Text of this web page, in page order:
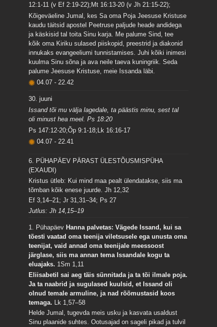
12:1-11 (v Ef 2:19-22);Mt 16:13-20 (v Jh 21:15-22);
Kõigeväeline Jumal, kes Sa oma Poja Jeesuse Kristuse
kaudu täitsid apostel Peetruse paljude heade andidega
ja käskisid tal toita Sinu karja. Me palume Sind, tee
kõik oma Kiriku sulased piiskopid, preestrid ja diakonid
innukaks evangeeliumi tunnistamises. Juhi kõiki inimesi
kuulma Sinu sõna ja ava neile taeva kuningriik. Seda
palume Jeesuse Kristuse, meie Issanda läbi.
04.07- 22.42
30. juuni
Issand tõi mu välja lagedale, ta päästis minu, sest tal
oli minust hea meel. Ps 18:20
Ps 147:12-20;Õp 9:1-18;Lk 16:16-17
04.07- 22.41
6. PÜHAPÄEV PÄRAST ÜLESTÕUSMISPÜHA
(EXAUDI)
Kristus ütleb: Kui mind maa pealt ülendatakse, siis ma
tõmban kõik enese juurde.Jh 12,32
Ef 3,14–21; Jr 31,31–34; Ps 27
Jutlus: Jh 14,15–19
1. Pühapäev Hanna palvetas: Vägede Issand, kui sa
tõesti vaatad oma teenija viletsusele ega unusta oma
teenijat, vaid annad oma teenijale meessoost
järglase, siis ma annan tema Issandale kogu ta
eluajaks. 1Sm 1,11
Eliisabetil sai aeg täis sünnitada ja ta tõi ilmale poja.
Ja ta naabrid ja sugulased kuulsid, et Issand oli
olnud temale armuline, ja nad rõõmustasid koos
temaga.
Lk 1,57–58
Helde Jumal, tugevda meis usku ja kasvata usaldust
Sinu plaanide suhtes. Ootusajad on sageli pikad ja tulvil